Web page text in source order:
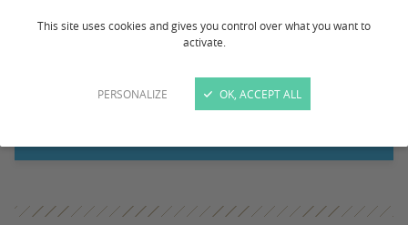
This site uses cookies and gives you control over what you want to
activate.
PERSONALIZE OK, ACCEPT ALL
Masters ©Freepik
CANDIDATER INSCRIPTIONS